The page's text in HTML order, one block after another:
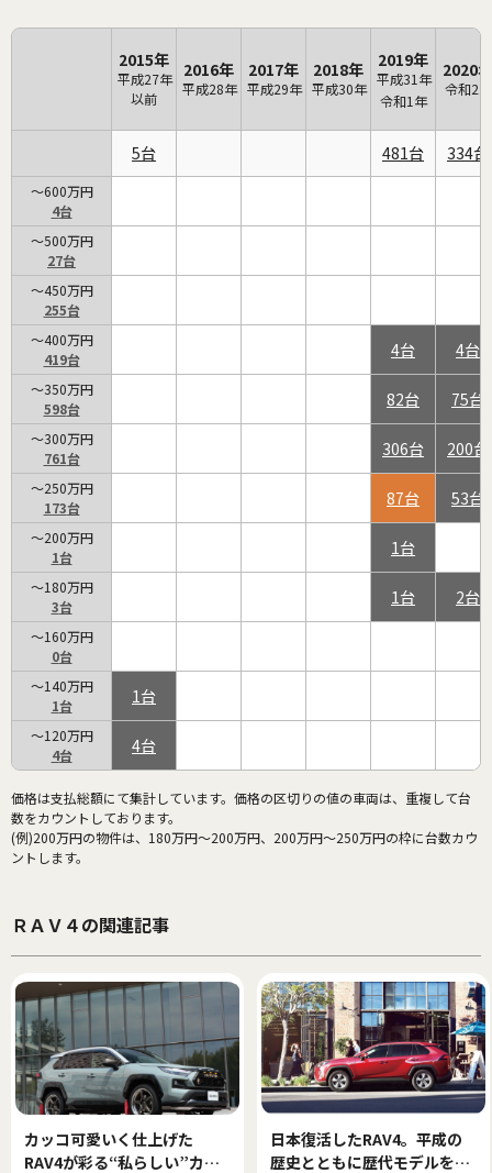
2015年
平成27年
以前
2016年
平成28年
2017年
平成29年
2018年
平成30年
2019年
平成31年
令和1年
2020年
令和2年
5 481 334
～600万円
4
～500万円
27
～450万円
255
～400万円
419
4 4
～350万円
598
82 75
～300万円
761
306 200
～250万円
173
87 53
～200万円
1
1
～180万円
3
1 2
～160万円
0
～140万円
1
1
～120万円
4
4
価格は支払総額にて集計しています。価格の区切りの値の車両は、重複して台
数をカウントしております。
(例)200万円の物件は、180万円～200万円、200万円～250万円の枠に台数カウ
ントします。
ＲＡＶ４の関連記事
カッコ可愛いく仕上げた
RAV4が彩る“私らしい”カー
日本復活したRAV4。平成の
歴史とともに歴代モデルを振